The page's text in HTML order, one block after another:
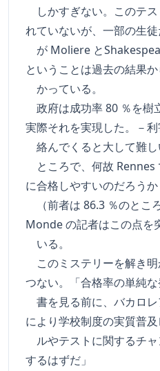
しかすぎない。このテ
れていないが、一部の生徒
が Moliere と
ということは過去の結果
かっている。
政府は成功率 80 ％を樹
実際それを実現した。－
絡んでくると大して難し
ところで、何故 Rennes
に合格しやすいのだろうか
（前者は 86.3 ％のとこ
Monde の記者はこの点を
いる。
このミステリーを解き
つない。「合格率の単純
書を見る前に、バカロ
により学校制度の実質普
ルやテストに関するチ
するはずだ」